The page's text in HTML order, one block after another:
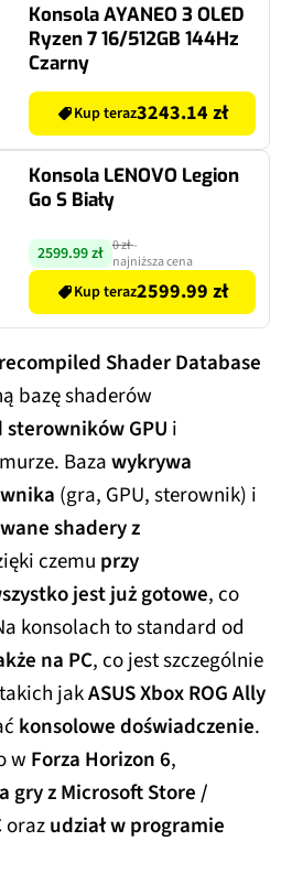
Konsola AYANEO 3 OLED
Ryzen 7 16/512GB 144Hz
Czarny
Kup teraz3243.14 zł
Konsola LENOVO Legion
Go S Biały
2599.99 zł 0 zł-
najniższa cena
Kup teraz2599.99 zł
Shader Database
bazę shaderów
GPU i
Bazawykrywa
(gra, GPU, sterownik) i
shadery z
czemu przy
jest już gotowe, co
konsolach to standard od
na PC, co jest szczególnie
jakASUS Xbox ROG Ally
konsolowe doświadczenie.
w Forza Horizon 6,
gry z Microsoft Store /
orazudział w programie